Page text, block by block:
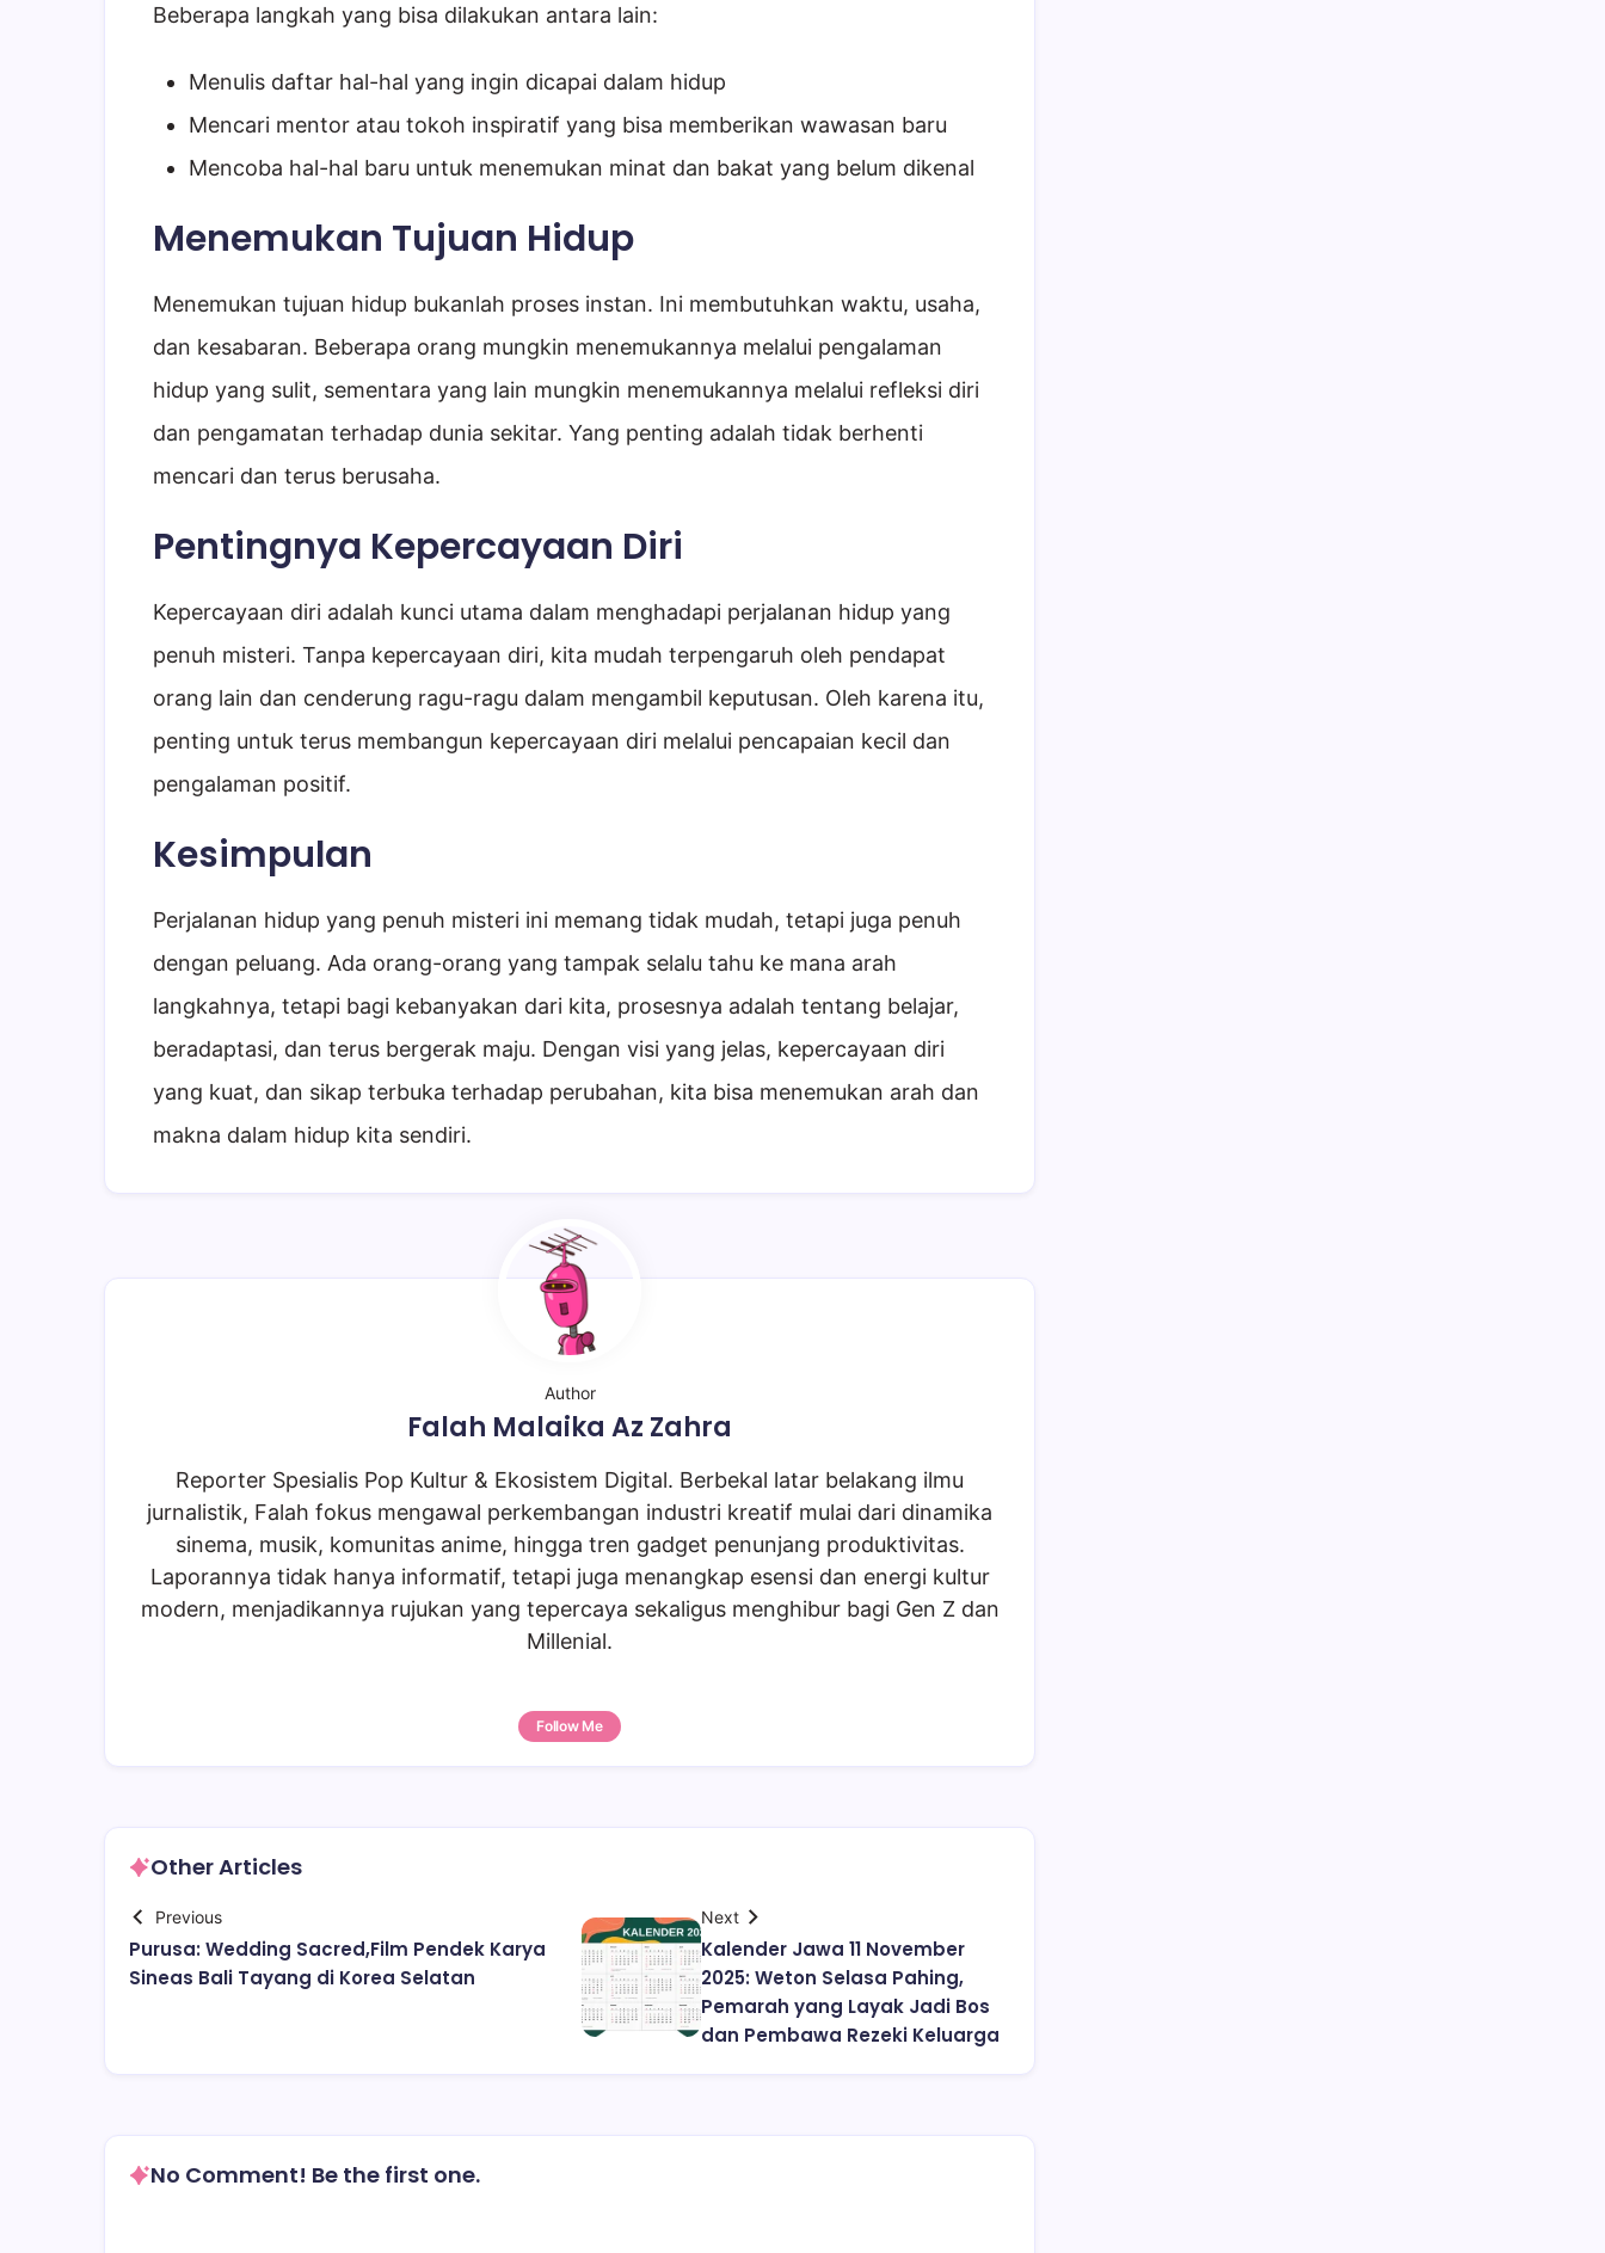
Beberapa langkah yang bisa dilakukan antara lain:
Menulis daftar hal-hal yang ingin dicapai dalam hidup
Mencari mentor atau tokoh inspiratif yang bisa memberikan wawasan baru
Mencoba hal-hal baru untuk menemukan minat dan bakat yang belum dikenal
Menemukan Tujuan Hidup
Menemukan tujuan hidup bukanlah proses instan. Ini membutuhkan waktu, usaha,
dan kesabaran. Beberapa orang mungkin menemukannya melalui pengalaman
hidup yang sulit, sementara yang lain mungkin menemukannya melalui refleksi diri
dan pengamatan terhadap dunia sekitar. Yang penting adalah tidak berhenti
mencari dan terus berusaha.
Pentingnya Kepercayaan Diri
Kepercayaan diri adalah kunci utama dalam menghadapi perjalanan hidup yang
penuh misteri. Tanpa kepercayaan diri, kita mudah terpengaruh oleh pendapat
orang lain dan cenderung ragu-ragu dalam mengambil keputusan. Oleh karena itu,
penting untuk terus membangun kepercayaan diri melalui pencapaian kecil dan
pengalaman positif.
Kesimpulan
Perjalanan hidup yang penuh misteri ini memang tidak mudah, tetapi juga penuh
dengan peluang. Ada orang-orang yang tampak selalu tahu ke mana arah
langkahnya, tetapi bagi kebanyakan dari kita, prosesnya adalah tentang belajar,
beradaptasi, dan terus bergerak maju. Dengan visi yang jelas, kepercayaan diri
yang kuat, dan sikap terbuka terhadap perubahan, kita bisa menemukan arah dan
makna dalam hidup kita sendiri.
Author
Falah Malaika Az Zahra
Reporter Spesialis Pop Kultur & Ekosistem Digital. Berbekal latar belakang ilmu
jurnalistik, Falah fokus mengawal perkembangan industri kreatif mulai dari dinamika
sinema, musik, komunitas anime, hingga tren gadget penunjang produktivitas.
Laporannya tidak hanya informatif, tetapi juga menangkap esensi dan energi kultur
modern, menjadikannya rujukan yang tepercaya sekaligus menghibur bagi Gen Z dan
Millenial.
Follow Me
Other Articles
Previous
Purusa: Wedding Sacred,Film Pendek Karya
Sineas Bali Tayang di Korea Selatan
Next
Kalender Jawa 11 November
2025: Weton Selasa Pahing,
Pemarah yang Layak Jadi Bos
dan Pembawa Rezeki Keluarga
No Comment! Be the first one.